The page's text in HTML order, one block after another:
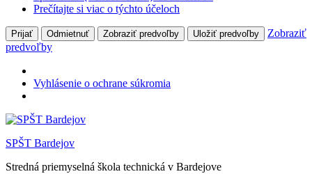
Prečítajte si viac o týchto účeloch
Prijať Odmietnuť Zobraziť predvoľby Uložiť predvoľby
Zobraziť
predvoľby
Vyhlásenie o ochrane súkromia
Skip
content
SPŠT Bardejov
Stredná priemyselná škola technická v Bardejove